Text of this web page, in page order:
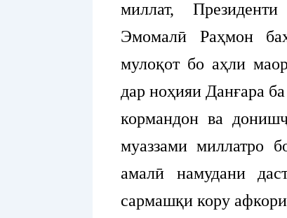
миллат,
Эмомалӣ Раҳмон
мулоқот бо аҳли
дар ноҳияи Данғара
кормандон ва
муаззами миллатро
амалӣ намудани
сармашқи кору